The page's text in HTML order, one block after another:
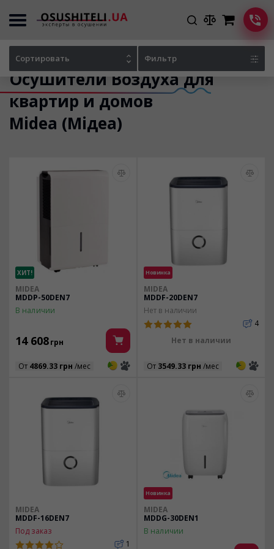
Осушители Воздуха для
квартир и домов
Midea (Мідеа)
Сортировать Фильтр
ХИТ!
MIDEA
MDDP-50DEN7
В наличии
14 608грн
От 4869.33 грн /мес 3 3
Новинка
MIDEA
MDDF-20DEN7
Нет в наличии
4
Нет в наличии
От 3549.33 грн /мес 3 3
MIDEA
MDDF-16DEN7
Под заказ
1
Новинка
MIDEA
MDDG-30DEN1
В наличии